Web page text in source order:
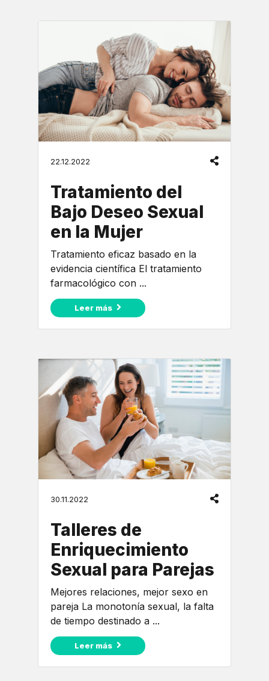
22.12.2022
Tratamiento del
Bajo Deseo Sexual
en la Mujer
Tratamiento eficaz basado en la
evidencia científica El tratamiento
farmacológico con ...
Leer más
30.11.2022
Talleres de
Enriquecimiento
Sexual para Parejas
Mejores relaciones, mejor sexo en
pareja La monotonía sexual, la falta
de tiempo destinado a ...
Leer más